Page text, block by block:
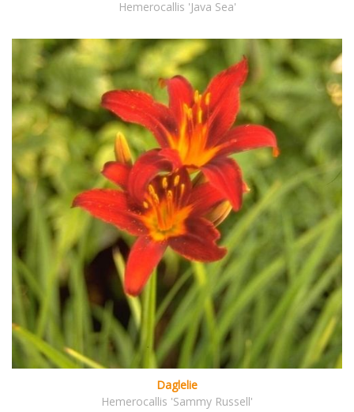
Hemerocallis 'Java Sea'
Daglelie
Hemerocallis 'Sammy Russell'